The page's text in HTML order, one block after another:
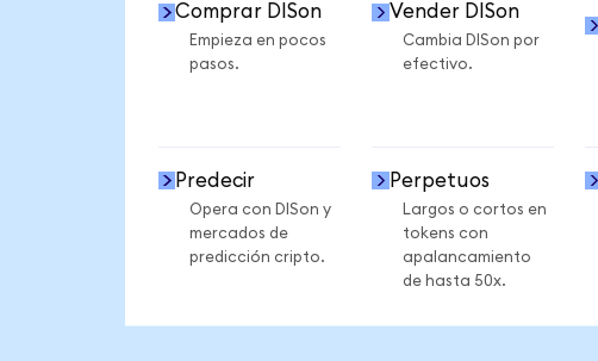
Comprar DISon
Empieza en pocos
pasos.
Vender DISon
Cambia DISon por
efectivo.
Predecir
Opera con DISon y
mercados de
predicción cripto.
Perpetuos
Largos o cortos en
tokens con
apalancamiento
de hasta 50x.